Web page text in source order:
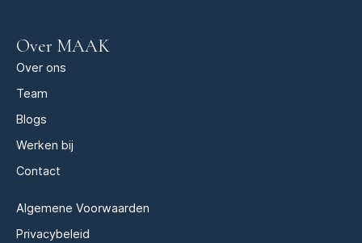
Over MAAK
Over ons
Team
Blogs
Werken bij
Contact
Algemene Voorwaarden
Privacybeleid